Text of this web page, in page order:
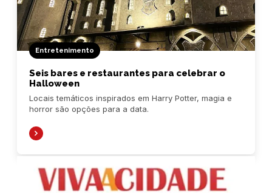
Entretenimento
Seis bares e restaurantes para celebrar o
Halloween
Locais temáticos inspirados em Harry Potter, magia e
horror são opções para a data.